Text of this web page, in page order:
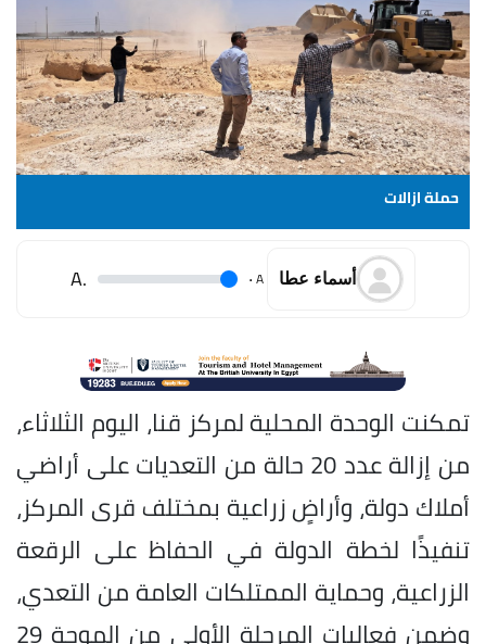
حملة ازالات
أسماء عطا A
.
.A
تمكنت الوحدة المحلية لمركز قنا، اليوم الثلاثاء،
من إزالة عدد 20 حالة من التعديات على أراضي
أملاك دولة، وأراضٍ زراعية بمختلف قرى المركز،
تنفيذًا لخطة الدولة في الحفاظ على الرقعة
الزراعية، وحماية الممتلكات العامة من التعدي،
وضمن فعاليات المرحلة الأولى من الموجة 29